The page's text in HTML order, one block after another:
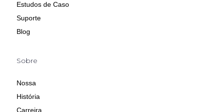
Estudos de Caso
Suporte
Blog
Sobre
Nossa
História
Carreira